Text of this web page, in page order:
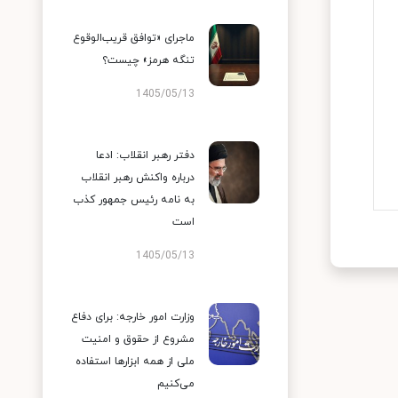
ماجرای «توافق قریب‌الوقوع
تنگه هرمز» چیست؟
1405/05/13
دفتر رهبر انقلاب: ادعا
درباره واکنش رهبر انقلاب
به نامه رئیس جمهور کذب
است
1405/05/13
وزارت امور خارجه: برای دفاع
مشروع از حقوق و امنیت
ملی از همه ابزارها استفاده
می‌کنیم